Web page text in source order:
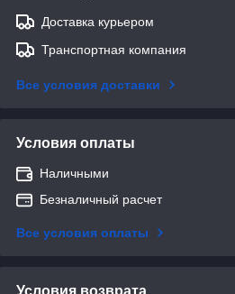
Доставка курьером
Транспортная компания
Все условия доставки
Условия оплаты
Наличными
Безналичный расчет
Все условия оплаты
Условия возврата